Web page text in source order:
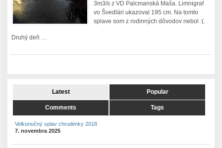
3m3/s z VD Palcmanská Maša. Limnigraf
vo Švedlári ukazoval 195 cm. Na tomto
splave som z rodinných dôvodov nebol :(.
Druhý deň …
Latest Popular
Comments Tags
Velkonočný splav chrudimky 2018
7. novembra 2025